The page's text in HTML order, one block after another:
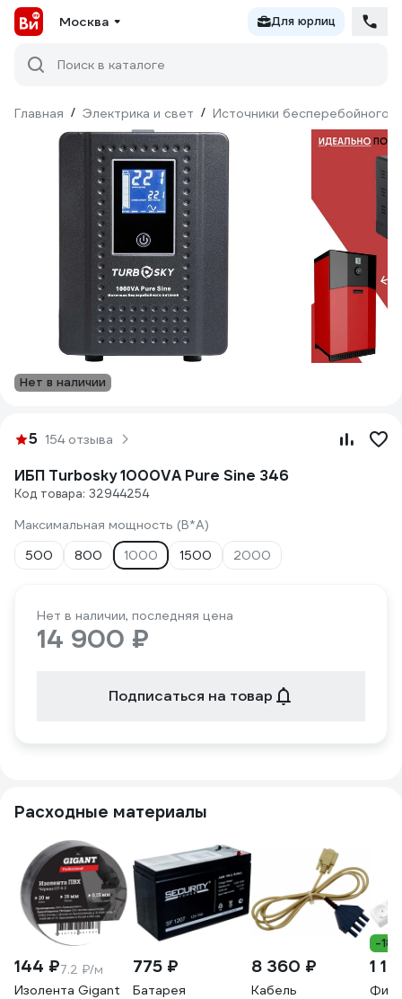
Москва Для юрлиц
Поиск в каталоге
Главная / Электрика и свет / Источники бесперебойного
Нет в наличии
5 154 отзыва
ИБП Turbosky 1000VA Pure Sine 346
Код товара: 32944254
Максимальная мощность (В*А)
500
800 1000 1500 2000
Нет в наличии, последняя цена
14 900 ₽
Подписаться на товар
Расходные материалы
144 ₽7.2 ₽/м
Изолента Gigant
775 ₽
Батарея
8 360 ₽
Кабель
-18%
1